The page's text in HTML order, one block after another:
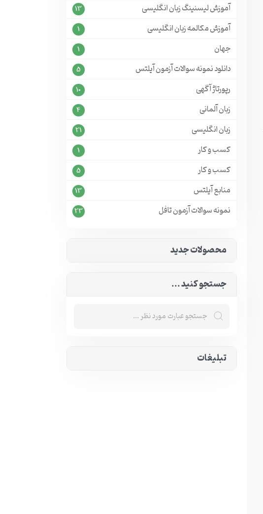
آموزش لیسنینگ زبان انگلیسی 13
آموزش مکالمه زبان انگلیسی 1
جهان 1
دانلود نمونه سوالات آزمون آیلتس 5
رپورتاژ آگهی 10
زبان آلمانی 4
زبان انگلیسی 21
کسب و کار 1
کسب و کار 5
منابع آیلتس 13
نمونه سوالات آزمون تافل 23
محصولات جدید
جستجو کنید ...
تبلیغات